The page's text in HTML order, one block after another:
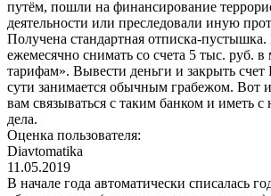
путём, пошли на финансирование
деятельности или преследовали иную
Получена стандартная отписка-пустышка.
ежемесячно снимать со счета 5 тыс. руб.
тарифам». Вывести деньги и закрыть счет
сути занимается обычным грабежом. Вот
вам связываться с таким банком и иметь
дела.
Оценка пользователя:
Diavtomatika
11.05.2019
В начале года автоматически списалась